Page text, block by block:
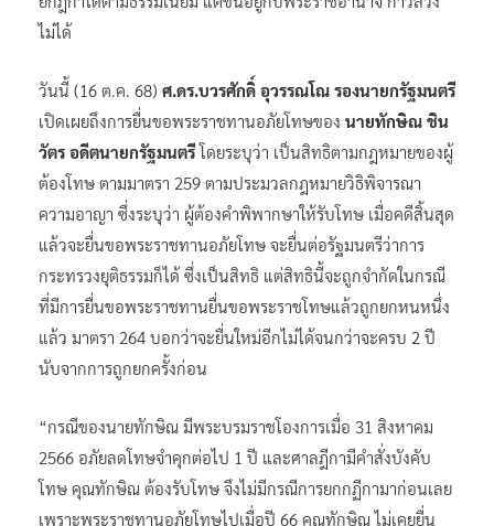
ไม่ได้
วันนี้ (16 ต.ค. 68) ศ.ดร.บวรศักดิ์ อุวรรณโณ รองนายกรัฐมนตรี
เปิดเผยถึงการยื่นขอพระราชทานอภัยโทษของ นายทักษิณ ชิน
วัตร อดีตนายกรัฐมนตรีโดยระบุว่า เป็นสิทธิตามกฎหมายของผู้
ต้องโทษ ตามมาตรา 259 ตามประมวลกฎหมายวิธิพิจารณา
ความอาญา ซึ่งระบุว่า ผู้ต้องคำพิพากษาให้รับโทษ เมื่อคดีสิ้นสุด
แล้วจะยื่นขอพระราชทานอภัยโทษ จะยื่นต่อรัฐมนตรีว่าการ
กระทรวงยุติธรรมก็ได้ ซึ่งเป็นสิทธิ แต่สิทธินี้จะถูกจำกัดในกรณี
ที่มีการยื่นขอพระราชทานยื่นขอพระราชโทษแล้วถูกยกหนหนึ่ง
แล้ว มาตรา 264 บอกว่าจะยื่นใหม่อีกไม่ได้จนกว่าจะครบ 2 ปี
นับจากการถูกยกครั้งก่อน
“กรณีของนายทักษิณ มีพระบรมราชโองการเมื่อ 31 สิงหาคม
2566 อภัยลดโทษจำคุกต่อไป 1 ปี และศาลฎีกามีคำสั่งบังคับ
โทษ คุณทักษิณ ต้องรับโทษ จึงไม่มีกรณีการยกกฏีกามาก่อนเลย
เพราะพระราชทานอภัยโทษไปเมื่อปี 66 คุณทักษิณ ไม่เคยยื่น